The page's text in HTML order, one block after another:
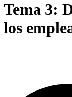
Tema 3:
los